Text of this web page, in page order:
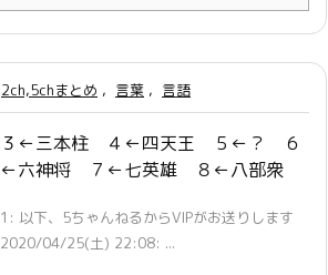
2ch,5chまとめ , 言葉 , 言語
３←三本柱 ４←四天王 ５←？ ６
←六神将 ７←七英雄 ８←八部衆
1: 以下、5ちゃんねるからVIPがお送りします
2020/04/25(土) 22:08: ...